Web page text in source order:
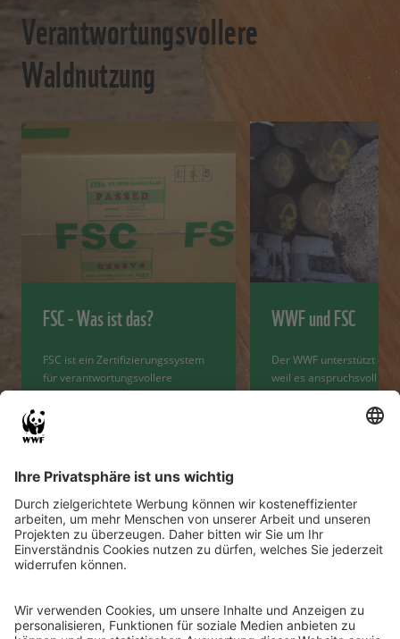
Verantwortungsvollere
Waldnutzung
FSC - Was ist das?
FSC ist ein Zertifizierungssystem
für verantwortungsvollere
Waldwirtschaft
WWF und FSC
Der WWF unterstützt das
weil es anspruchsvoll ist
Ansätze zur
Wald-Projektregionen